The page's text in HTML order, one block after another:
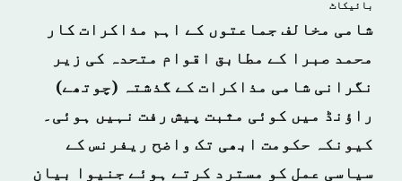
بائیکاٹ
شامی مخالف جماعتوں کے اہم مذاکرات کار
محمد صبرا کے مطابق اقوام متحدہ کی زیر
نگرانی شامی مذاکرات کے گذشتہ (چوتھے)
راؤنڈ میں کوئی مثبت پیش رفت نہیں ہوئی۔
کیونکہ حکومت ابھی تک واضح ریفرنس کے
سیاسی عمل کو مسترد کرتے ہوئے جنیوا بیان